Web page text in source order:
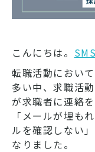
こんにちは。
転職活動におい
多い中、求職活
が求職者に連絡
「メールが埋も
ルを確認しない
なりました。